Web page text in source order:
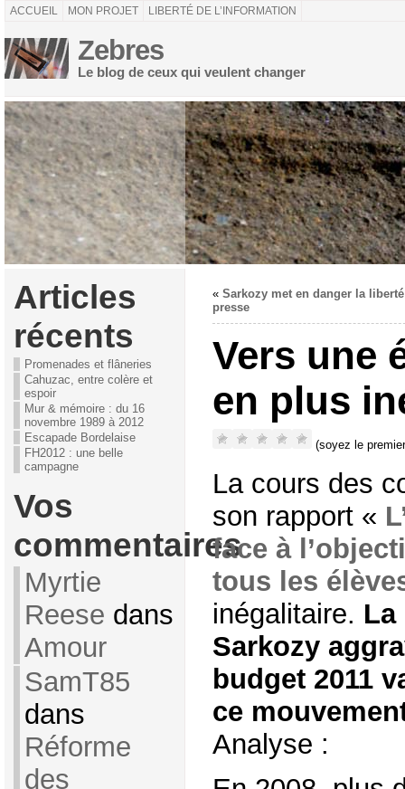
ACCUEIL MON PROJET LIBERTÉ DE L’INFORMATION
Zebres
Le blog de ceux qui veulent changer
Articles
récents
Promenades et flâneries
Cahuzac, entre colère et
espoir
Mur & mémoire : du 16
novembre 1989 à 2012
Escapade Bordelaise
FH2012 : une belle
campagne
Vos
commentaires
Myrtie
Reese dans
Amour
SamT85
dans
Réforme
des
« Sarkozy met en danger la
presse
Vers une
en plus
(soyez le
La cours des
son rapport «
face à
tous les
inégalitaire.
Sarkozy
budget 2011
ce
Analyse :